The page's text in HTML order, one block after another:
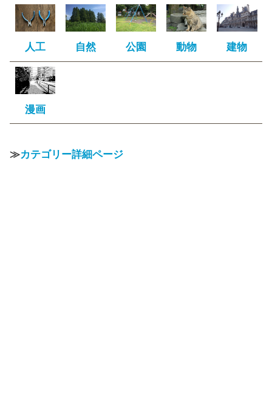
人工 自然 公園 動物 建物
漫画
≫カテゴリー詳細ページ